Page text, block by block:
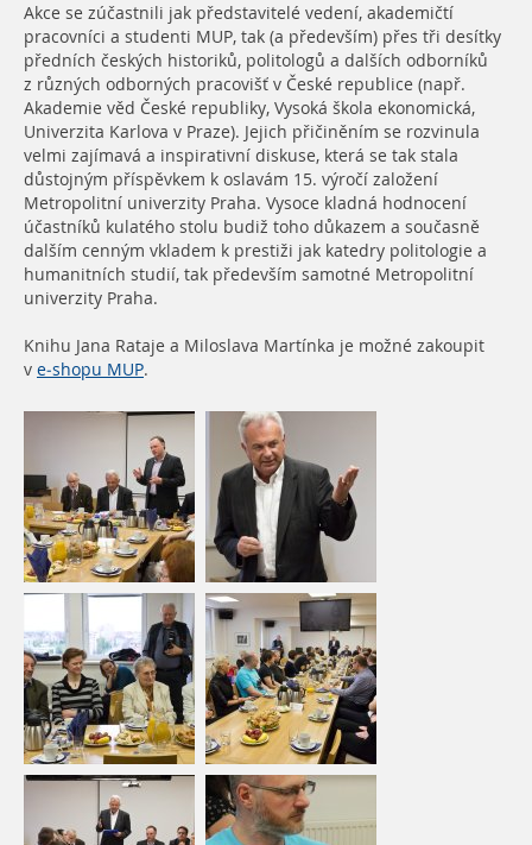
Akce se zúčastnili jak představitelé vedení, akademičtí
pracovníci a studenti MUP, tak (a především) přes tři desítky
předních českých historiků, politologů a dalších odborníků
z různých odborných pracovišť v České republice (např.
Akademie věd České republiky, Vysoká škola ekonomická,
Univerzita Karlova v Praze). Jejich přičiněním se rozvinula
velmi zajímavá a inspirativní diskuse, která se tak stala
důstojným příspěvkem k oslavám 15. výročí založení
Metropolitní univerzity Praha. Vysoce kladná hodnocení
účastníků kulatého stolu budiž toho důkazem a současně
dalším cenným vkladem k prestiži jak katedry politologie a
humanitních studií, tak především samotné Metropolitní
univerzity Praha.
Knihu Jana Rataje a Miloslava Martínka je možné zakoupit
v e-shopu MUP.